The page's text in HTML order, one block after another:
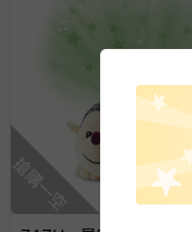
搶購一空